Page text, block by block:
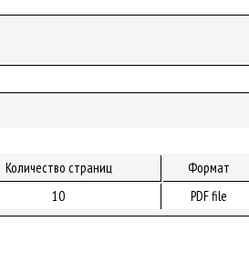
Количество страниц
Формат
10 PDF file